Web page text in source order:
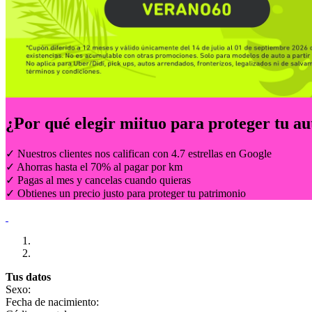
¿Por qué elegir miituo para proteger tu
✓ Nuestros clientes nos califican con 4.7 estrellas en Google
✓ Ahorras hasta el 70% al pagar por km
✓ Pagas al mes y cancelas cuando quieras
✓ Obtienes un precio justo para proteger tu patrimonio
Tus datos
Sexo:
Fecha de nacimiento: